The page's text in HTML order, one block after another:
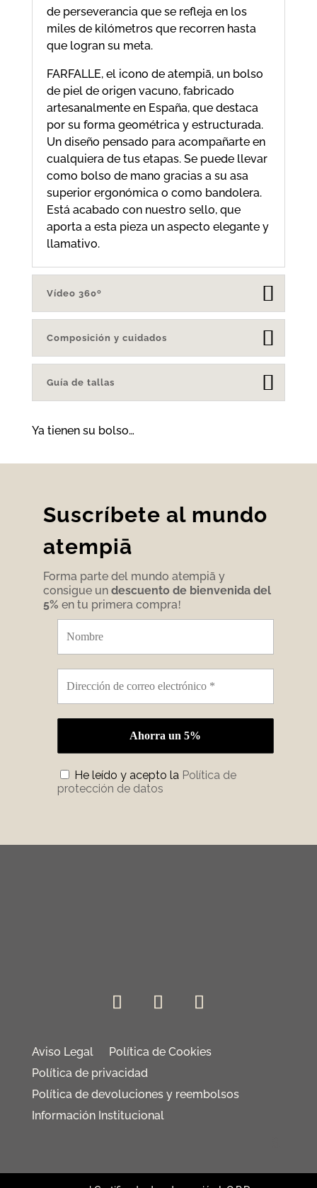
de perseverancia que se refleja en los
miles de kilómetros que recorren hasta
que logran su meta.
FARFALLE, el icono de atempiā, un bolso
de piel de origen vacuno, fabricado
artesanalmente en España, que destaca
por su forma geométrica y estructurada.
Un diseño pensado para acompañarte en
cualquiera de tus etapas. Se puede llevar
como bolso de mano gracias a su asa
superior ergonómica o como bandolera.
Está acabado con nuestro sello, que
aporta a esta pieza un aspecto elegante y
llamativo.
Vídeo 360º
Composición y cuidados
Guía de tallas
Ya tienen su bolso…
Suscríbete al mundo
atempiā
Forma parte del mundo atempiā y
consigue un descuento de bienvenida del
5% en tu primera compra!
He leído y acepto la Política de
protección de datos
Aviso Legal
Política de Cookies
Política de privacidad
Política de devoluciones y reembolsos
Información Institucional